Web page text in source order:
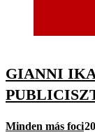
GIANNI
Minden más foci